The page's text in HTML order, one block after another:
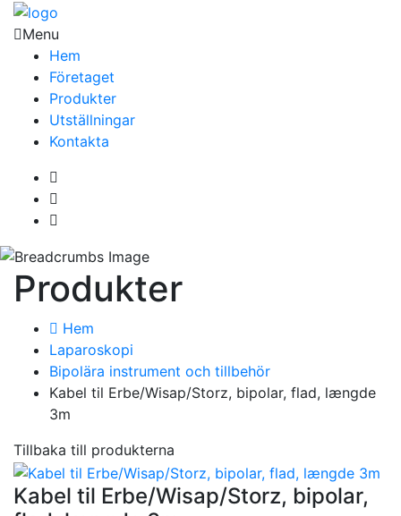
Menu
Hem
Företaget
Produkter
Utställningar
Kontakta
Produkter
Hem
Laparoskopi
Bipolära instrument och tillbehör
Kabel til Erbe/Wisap/Storz, bipolar, flad, længde
3m
Tillbaka till produkterna
Kabel til Erbe/Wisap/Storz, bipolar,